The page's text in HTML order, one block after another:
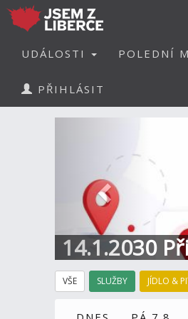
UDÁLOSTI POLEDNÍ
PŘIHLÁSIT
14.1.2030
Informace
VŠE SLUŽBY JÍDLO &